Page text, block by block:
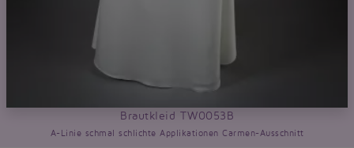
Brautkleid TW0053B
A-Linie schmal schlichte Applikationen Carmen-Ausschnitt